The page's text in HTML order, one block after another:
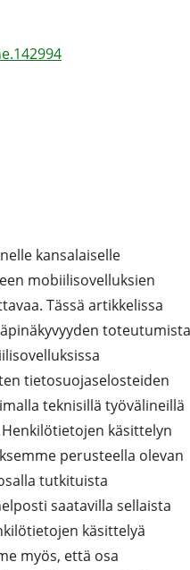
kansalaiselle
mobiilisovelluksien
Tässä artikkelissa
toteutumista
tietosuojaselosteiden
teknisillä työvälineillä
käsittelyn
perusteella olevan
tutkituista
saatavilla sellaista
käsittelyä
myös, että osa